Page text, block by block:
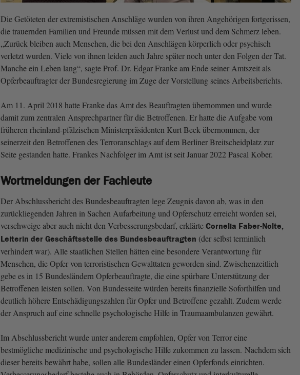
Die Getöteten der extremistischen Anschläge wurden von ihren Angehörigen fortgerissen,
die trauernden Familien und Freunde müssen mit dem Verlust und dem Schmerz leben.
„Zurück blei­ben auch Menschen, die bei den Anschlägen körperlich oder psychisch
verletzt wurden. Viele von ihnen leiden auch Jahre später noch unter den Folgen der Tat.
Manche ein Leben lang“, sagte Prof. Dr. Edgar Franke am Ende seiner Amtszeit als
Opferbeauftragter der Bundesregierung im Zuge der Vorstellung seines Arbeitsberichts.
Am 11. April 2018 hatte Franke das Amt des Beauftragten übernommen und wurde
damit zum zentralen Ansprechpartner für die Betroffe­nen. Er hatte die Aufgabe vom
früheren rheinland-pfälzischen Ministerpräsidenten Kurt Beck übernommen, der
seinerzeit den Betroffenen des Terroranschlags auf dem Berliner Breitscheidplatz zur
Seite gestanden hatte. Frankes Nachfolger im Amt ist seit Januar 2022 Pascal Kober.
Wortmeldungen der Fachleute
Der Abschlussbericht des Bundesbeauftragten lege Zeugnis davon ab, was in den
zurückliegenden Jahren in Sachen Aufarbeitung und Opferschutz erreicht worden sei,
verschweige aber auch nicht den Verbesserungsbedarf, erklärte Cornelia Faber-Nolte,
Leiterin der Geschäftsstelle des Bundesbeauftragten (der selbst terminlich
verhindert war). Alle staatlichen Stellen hätten eine besondere Verantwortung für
Menschen, die Opfer von terroristischen Gewalttaten geworden sind. Zwischenzeitlich
gebe es in 15 Bundesländern Opferbeauftragte, die eine spürbare Unterstützung der
Betroffenen leisten sollen. Von Bundesseite würden bereits finanzielle Soforthilfen und
deutlich höhere Entschädigungszahlen für Opfer und Betroffene gezahlt. Zudem werde
der Anspruch auf eine schnelle psychologische Hilfe in Traumaambulanzen gewährt.
Im Abschlussbericht wurde unter anderem empfohlen, Opfer von Terror eine
bestmögliche medizinische und psychologische Hilfe zukommen zu lassen. Nachdem sich
dieser bereits bewährt habe, sollen alle Bundesländer einen Opferfonds einrichten.